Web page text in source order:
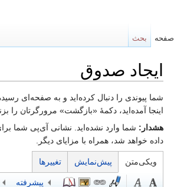
ایجاد صدوق
شما پیوندی را دنبال کرده‌اید و به صفحه‌ای
اینجا آمده‌اید، دکمهٔ «بازگشت» مرورگرتان را
هشدار: شما وارد نشده‌اید. نشانی آی‌پی شما
داده خواهد شد، همراه با مزایای دیگر.
ویکی‌متن پیش‌نمایش تغییرها
پیشرفته
بحث صفحه